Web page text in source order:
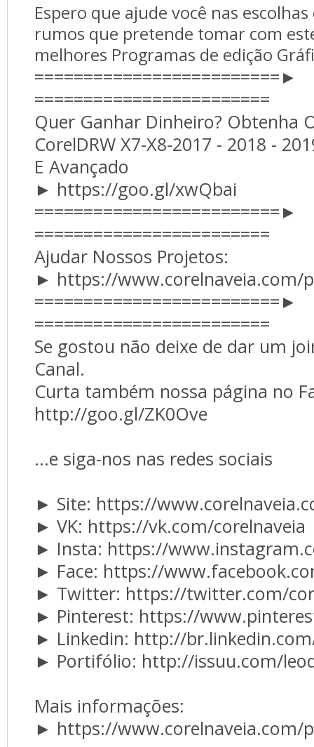
Espero que ajude você nas
rumos que pretende tomar com
melhores Programas de edição
=========================►
========================
Quer Ganhar Dinheiro? Obtenha
CorelDRW X7-X8-2017 - 2018 -
E Avançado
► https://goo.gl/xwQbai
=========================►
========================
Ajudar Nossos Projetos:
► https://www.corelnaveia.com/
=========================►
========================
Se gostou não deixe de dar um
Canal.
Curta também nossa página no
http://goo.gl/ZK0Ove
...e siga-nos nas redes sociais
► Site: https://
► VK: https://vk.com/corelnaveia
► Insta: https://
► Face: https://
► Twitter: https://twitter.com/
► Pinterest: https://
► Linkedin: http://
► Portifólio: http://issuu.com/
Mais informações:
► https://www.corelnaveia.com/